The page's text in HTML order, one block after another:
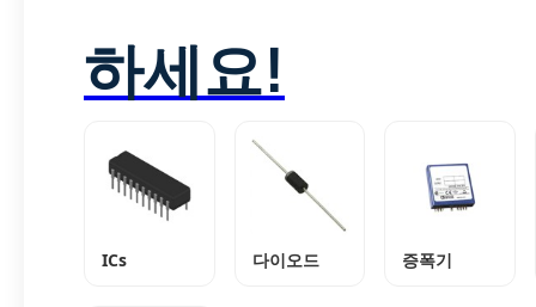
하세요!
ICs 다이오드 증폭기